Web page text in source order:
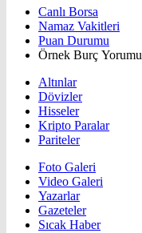
Canlı Borsa
Namaz Vakitleri
Puan Durumu
Örnek Burç Yorumu
Altınlar
Dövizler
Hisseler
Kripto Paralar
Pariteler
Foto Galeri
Video Galeri
Yazarlar
Gazeteler
Sıcak Haber